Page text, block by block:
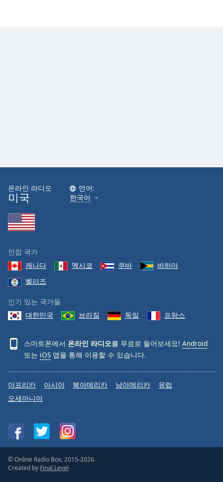
온라인 라디오
미국
언어:
한국어
인접 국가
캐나다
멕시코 쿠바
바하마
벨리즈
인기 있는 국가들
대한민국
브라질 독일 프랑스
스마트폰에서 온라인 라디오를 무료로 들어보세요! Android
또는 iOS 앱을 통해 이용할 수 있습니다.
아프리카 아시아 북아메리카 남아메리카
유럽
오세아니아
© Online Radio Box, 2015-2026.
Created by Final Level